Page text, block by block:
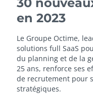
en 2023
Le Groupe Octime,
solutions full SaaS
du planning et de la
25 ans, renforce ses
de recrutement pour
stratégiques.